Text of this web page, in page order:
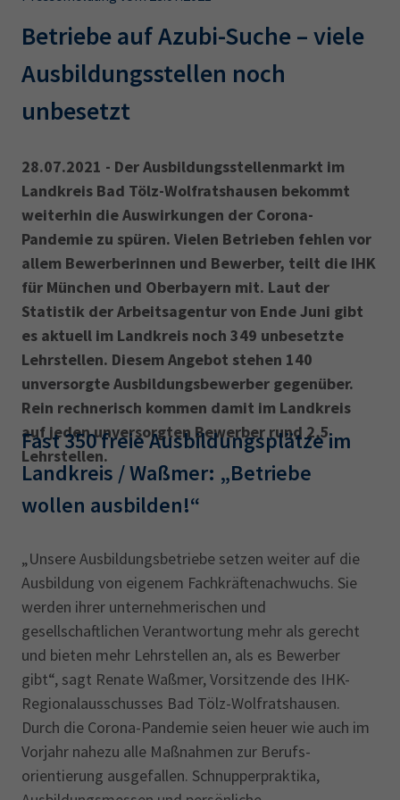
Leichte Sprache
IHK regional
Karriere
Presse
EN
IHK Akademie
Magazin Log-in
AdA
34d
Prüfungstermine
Wirtschaftsfachwirt
34f
Negativerklärung
Sachkundeprüfung
Berichtsheft
34i
Betriebswirt
Betriebe auf Azubi-Suche – viele
Ausbildungsstellen noch
unbesetzt
28.07.2021 - Der Ausbildungsstellenmarkt im
Landkreis Bad Tölz-Wolfratshausen bekommt
weiterhin die Auswirkungen der Corona-
Pandemie zu spüren. Vielen Betrieben fehlen vor
allem Bewerberinnen und Bewerber, teilt die IHK
für München und Oberbayern mit. Laut der
Statistik der Arbeitsagentur von Ende Juni gibt
es aktuell im Landkreis noch 349 unbesetzte
Lehrstellen. Diesem Angebot stehen 140
unversorgte Ausbildungsbewerber gegenüber.
Rein rechnerisch kommen damit im Landkreis
auf jeden unversorgten Bewerber rund 2,5
Lehrstellen.
Fast 350 freie Ausbildungsplätze im
Landkreis / Waßmer: „Betriebe
wollen ausbilden!“‎
„Unsere Ausbildungsbetriebe setzen weiter auf die
Ausbildung von eigenem Fachkräfte­nachwuchs. Sie
werden ihrer unternehmerischen und
gesellschaftlichen Verantwortung mehr als gerecht
und bieten mehr Lehrstellen an, als es Bewerber
gibt“, sagt Renate Waßmer, Vorsitzende des IHK-
Regionalausschusses Bad Tölz-Wolfratshausen.
Durch die Corona-Pandemie seien heuer wie auch im
Vorjahr nahezu alle Maßnahmen zur Berufs­
orientierung ausgefallen. Schnupperpraktika,